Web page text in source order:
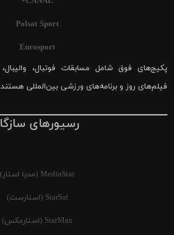
Polsat Sport
Eurosport
پکیج‌های فوق شامل مسابقات فوتبال،
فیلم‌های روز و برنامه‌های ورزشی بین‌المللی هستند.
رسیورهای
MediaStar (مدیا استار)
StarSat (استارست)
StarMax (استارمکس)